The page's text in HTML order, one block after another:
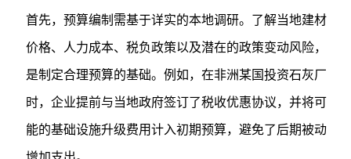
首先，预算编制需基于详实的本地调研。了解当地建材
价格、人力成本、税负政策以及潜在的政策变动风险，
是制定合理预算的基础。例如，在非洲某国投资石灰厂
时，企业提前与当地政府签订了税收优惠协议，并将可
能的基础设施升级费用计入初期预算，避免了后期被动